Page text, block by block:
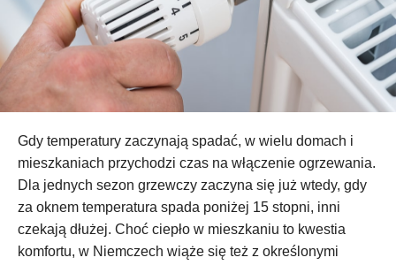
Gdy temperatury zaczynają spadać, w wielu domach i
mieszkaniach przychodzi czas na włączenie ogrzewania.
Dla jednych sezon grzewczy zaczyna się już wtedy, gdy
za oknem temperatura spada poniżej 15 stopni, inni
czekają dłużej. Choć ciepło w mieszkaniu to kwestia
komfortu, w Niemczech wiąże się też z określonymi